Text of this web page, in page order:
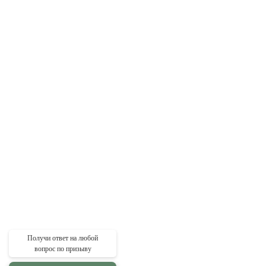
Получи ответ на любой
вопрос по призыву